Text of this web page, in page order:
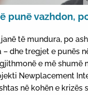
punë vazhdon,
të mundura, po
– dhe tregjet e punës
e më shumë
Newplacement
në kohën e krizës